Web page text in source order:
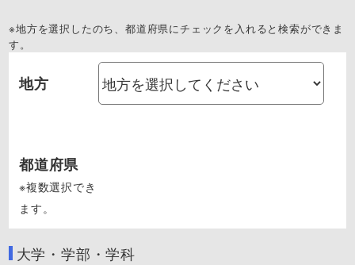
※地方を選択したのち、都道府県にチェックを入れると検索ができま
す。
地方
都道府県
※複数選択でき
ます。
大学・学部・学科